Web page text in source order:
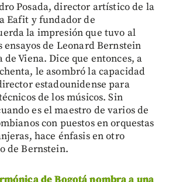
Posada, director artístico de la
Eafit y fundador de
la impresión que tuvo al
ensayos de Leonard Bernstein
Viena. Dice que entonces, a
le asombró la capacidad
estadounidense para
de los músicos. Sin
es el maestro de varios de
con puestos en orquestas
hace énfasis en otro
de Bernstein.